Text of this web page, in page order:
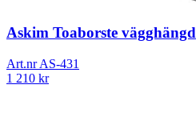
Askim Toaborste vägghängd
Art.nrAS-431
1 210 kr